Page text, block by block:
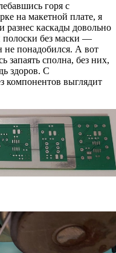
горя с
на макетной плате, я
разнес каскады довольно
без маски —
не понадобился. А вот
запаять сполна, без них,
здоров. С
компонентов выглядит